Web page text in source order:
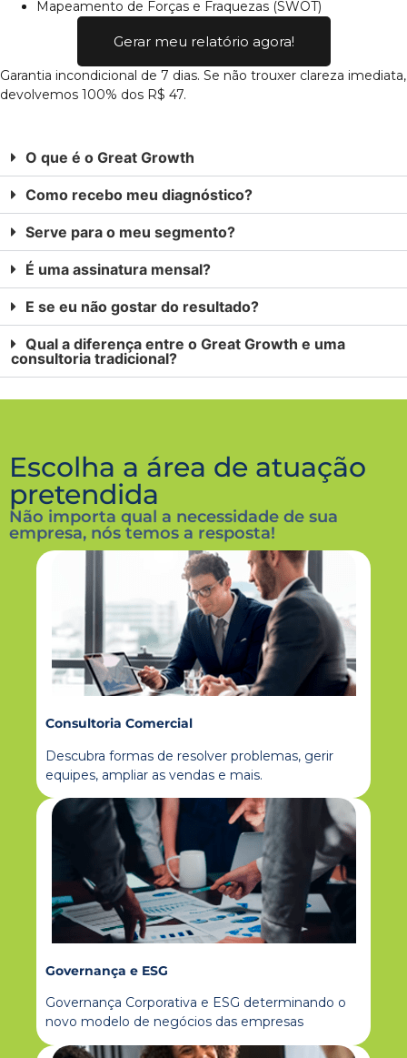
Mapeamento de Forças e Fraquezas (SWOT)
Gerar meu relatório agora!
Garantia incondicional de 7 dias. Se não trouxer clareza imediata,
devolvemos 100% dos R$ 47.
O que é o Great Growth
Como recebo meu diagnóstico?
Serve para o meu segmento?
É uma assinatura mensal?
E se eu não gostar do resultado?
Qual a diferença entre o Great Growth e uma
consultoria tradicional?
Escolha a área de atuação
pretendida
Não importa qual a necessidade de sua
empresa, nós temos a resposta!
Consultoria Comercial
Descubra formas de resolver problemas, gerir
equipes, ampliar as vendas e mais.
Governança e ESG
Governança Corporativa e ESG determinando o
novo modelo de negócios das empresas